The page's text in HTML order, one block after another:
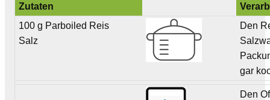
Zutaten
100 g Parboiled Reis
Salz
Den
gar
Den